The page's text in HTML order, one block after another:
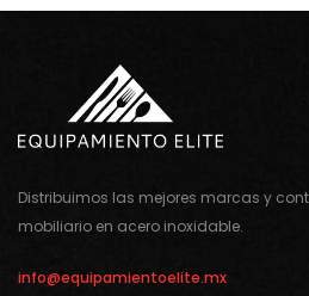
Distribuimos las mejores marcas y
mobiliario en acero inoxidable.
info@equipamientoelite.mx